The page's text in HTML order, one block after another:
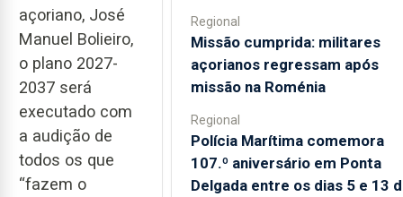
açoriano, José
Manuel Bolieiro,
o plano 2027-
2037 será
executado com
a audição de
todos os que
“fazem o
Regional
Missão cumprida: militares
açorianos regressam após
missão na Roménia
Regional
Polícia Marítima comemora
107.º aniversário em Ponta
Delgada entre os dias 5 e 13